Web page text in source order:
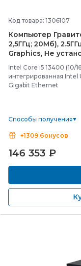
Код товара: 1306107
Компьютер
2,5ГГц; 20Мб),
Graphics, Не
Intel Core i5 13400 (10/
интегрированная Intel
Gigabit Ethernet
Способы получения
+1309 бонусов
146 353 ₽